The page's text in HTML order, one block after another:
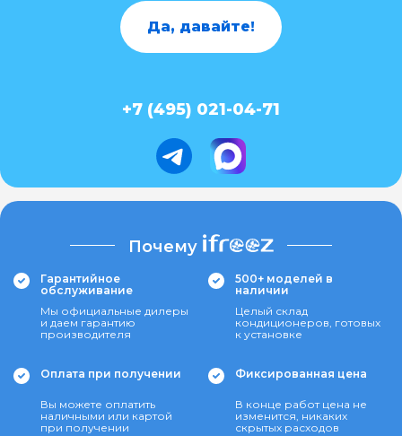
Да, давайте!
+7 (495) 021-04-71
Почему
Гарантийное
обслуживание
Мы официальные дилеры
и даем гарантию
производителя
500+ моделей в
наличии
Целый склад
кондиционеров, готовых
к установке
Оплата при получении
Вы можете оплатить
наличными или картой
при получении
Фиксированная цена
В конце работ цена не
изменится, никаких
скрытых расходов